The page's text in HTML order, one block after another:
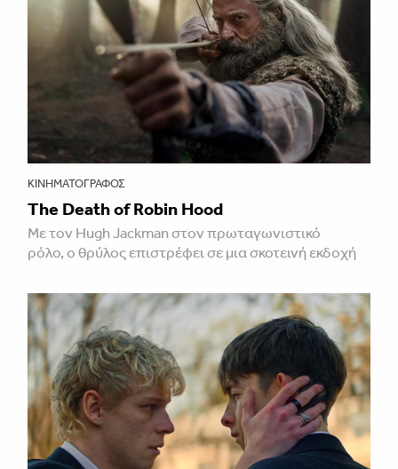
ΚΙΝΗΜΑΤΟΓΡΆΦΟΣ
The Death of Robin Hood
Με τον Hugh Jackman στον πρωταγωνιστικό
ρόλο, ο θρύλος επιστρέφει σε μια σκοτεινή εκδοχή